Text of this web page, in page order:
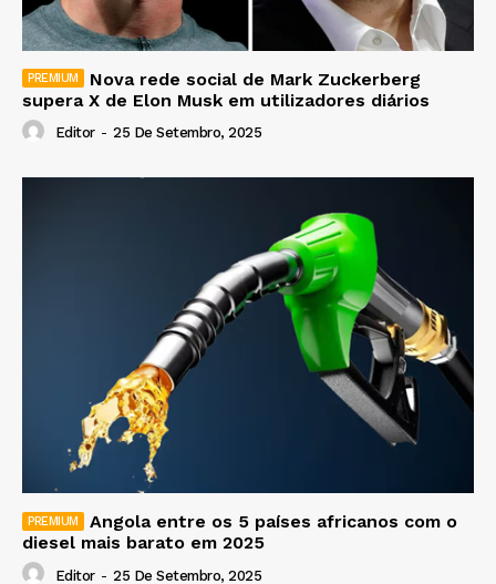
Nova rede social de Mark Zuckerberg
supera X de Elon Musk em utilizadores diários
Editor - 25 De Setembro, 2025
Angola entre os 5 países africanos com o
diesel mais barato em 2025
Editor - 25 De Setembro, 2025